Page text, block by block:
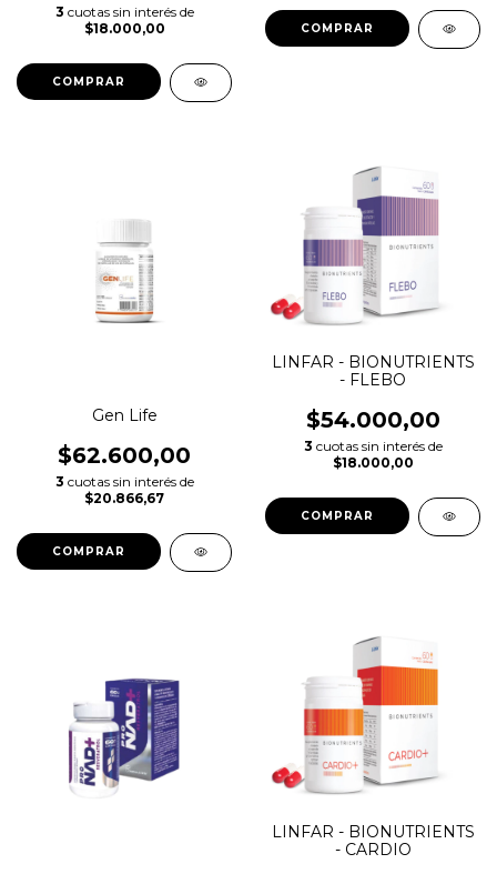
3 cuotas sin interés de
$18.000,00
COMPRAR
COMPRAR
Gen Life
$62.600,00
3 cuotas sin interés de
$20.866,67
COMPRAR
LINFAR - BIONUTRIENTS
- FLEBO
$54.000,00
3 cuotas sin interés de
$18.000,00
COMPRAR
LINFAR - BIONUTRIENTS
- CARDIO